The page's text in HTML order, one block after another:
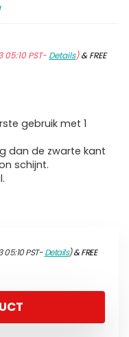
PST- Details)&FREE
gebruik met 1
dan de zwarte kant
schijnt.
PST-Details)&FREE